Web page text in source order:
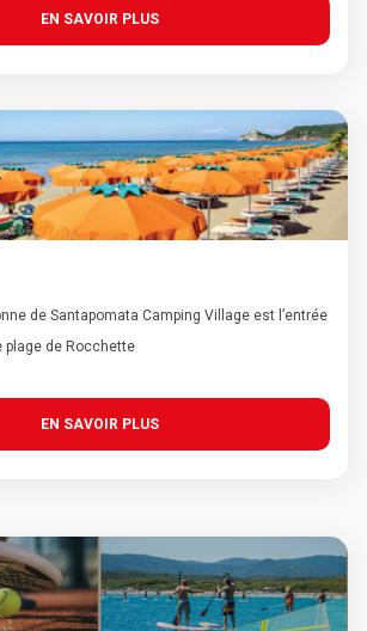
EN SAVOIR PLUS
de Santapomata Camping Village est l’entrée
plage de Rocchette
EN SAVOIR PLUS